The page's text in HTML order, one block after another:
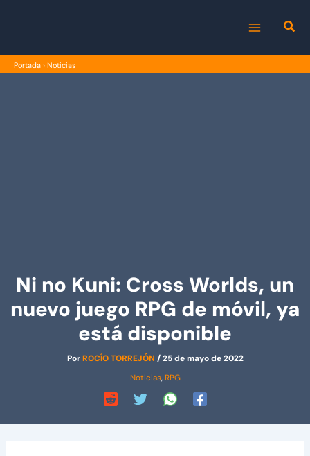
MENU
Portada › Noticias
Ni no Kuni: Cross Worlds, un
nuevo juego RPG de móvil, ya
está disponible
PorROCÍO TORREJÓN /25 de mayo de 2022
Noticias, RPG